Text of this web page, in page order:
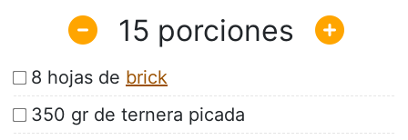
15
8 hojas de brick
350 gr de ternera picada